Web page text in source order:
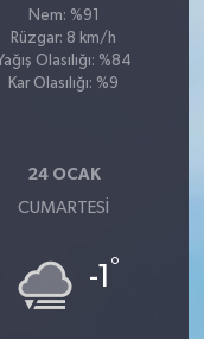
Nem: %91
Rüzgar: 8 km/h
Olasılığı: %84
Kar Olasılığı: %9
24 OCAK
CUMARTESI
-1 °